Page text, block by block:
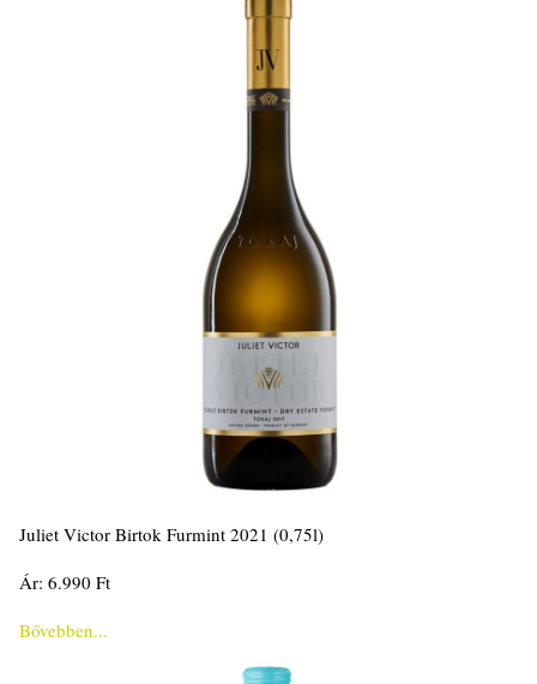
Juliet Victor Birtok Furmint 2021 (0,75l)
Ár: 6.990 Ft
Bővebben...